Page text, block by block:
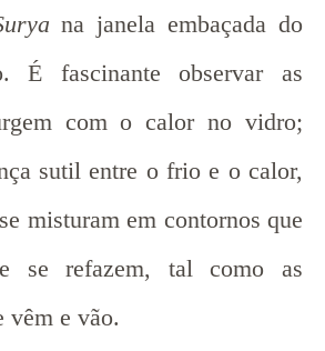
na janela embaçada do
É fascinante observar as
com o calor no vidro;
sutil entre o frio e o calor,
misturam em contornos que
se refazem, tal como as
vêm e vão.